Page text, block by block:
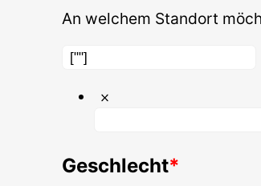
An welchem Standort
Geschlecht